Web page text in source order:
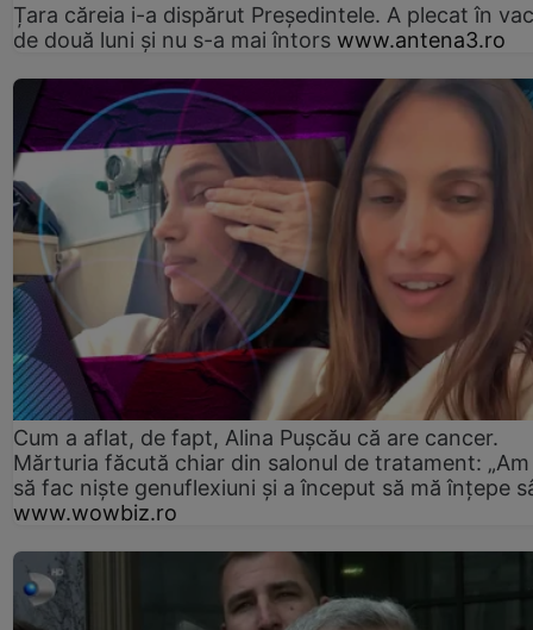
Țara căreia i-a dispărut Președintele. A plecat în
de două luni și nu s-a mai întors www.antena3.ro
Cum a aflat, de fapt, Alina Pușcău că are cancer.
Mărturia făcută chiar din salonul de tratament:
să fac niște genuflexiuni și a început să mă înțepe
www.wowbiz.ro